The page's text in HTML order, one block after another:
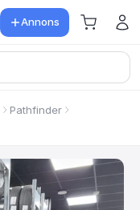
Annons
Pathfinder